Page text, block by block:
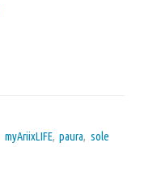
myAriixLIFE, paura, sole